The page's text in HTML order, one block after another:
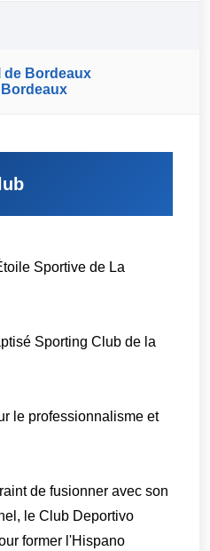
de Bordeaux
Sportive de La
Sporting Club de la
le professionnalisme et
de fusionner avec son
le Club Deportivo
former l'Hispano